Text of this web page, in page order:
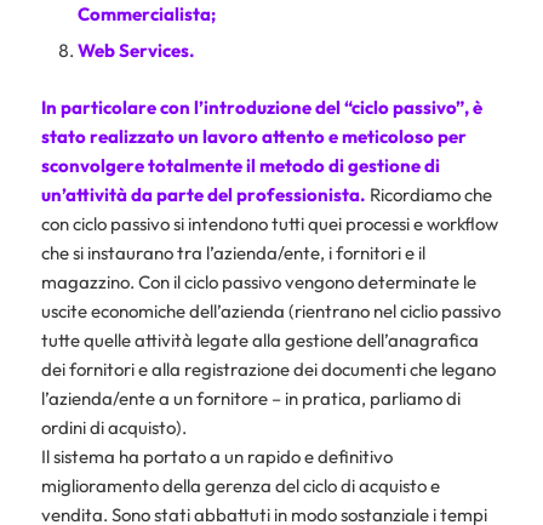
Commercialista;
Web Services.
In particolare con l’introduzione del “ciclo passivo”, è
stato realizzato un lavoro attento e meticoloso per
sconvolgere totalmente il metodo di gestione di
un’attività da parte del professionista. Ricordiamo che
con ciclo passivo si intendono tutti quei processi e workflow
che si instaurano tra l’azienda/ente, i fornitori e il
magazzino. Con il ciclo passivo vengono determinate le
uscite economiche dell’azienda (rientrano nel ciclio passivo
tutte quelle attività legate alla gestione dell’anagrafica
dei fornitori e alla registrazione dei documenti che legano
l’azienda/ente a un fornitore – in pratica, parliamo di
ordini di acquisto).
Il sistema ha portato a un rapido e definitivo
miglioramento della gerenza del ciclo di acquisto e
vendita. Sono stati abbattuti in modo sostanziale i tempi